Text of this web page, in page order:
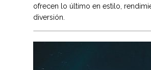
ofrecen lo último en estilo,
diversión.